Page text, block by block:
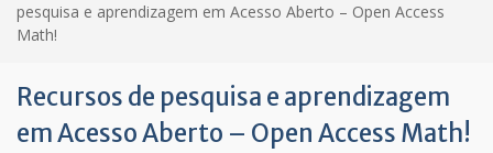
pesquisa e aprendizagem em Acesso Aberto – Open Access
Math!
Recursos de pesquisa e aprendizagem
em Acesso Aberto – Open Access Math!